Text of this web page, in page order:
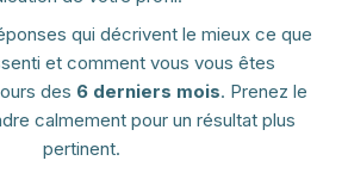
qui décrivent le mieux ce que
et comment vous vous êtes
des 6 derniers mois. Prenez le
calmement pour un résultat plus
pertinent.